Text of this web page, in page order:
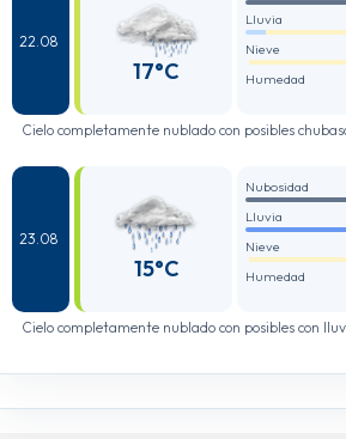
22.08
17°C
Lluvia
Nieve
Humedad
Cielo completamente nublado con posibles
23.08
15°C
Nubosidad
Lluvia
Nieve
Humedad
Cielo completamente nublado con posibles con